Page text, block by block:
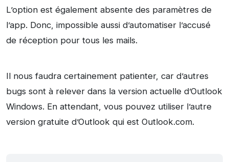
L’option est également absente des paramètres de
l’app. Donc, impossible aussi d’automatiser l’accusé
de réception pour tous les mails.
Il nous faudra certainement patienter, car d’autres
bugs sont à relever dans la version actuelle d’Outlook
Windows. En attendant, vous pouvez utiliser l’autre
version gratuite d’Outlook qui est Outlook.com.